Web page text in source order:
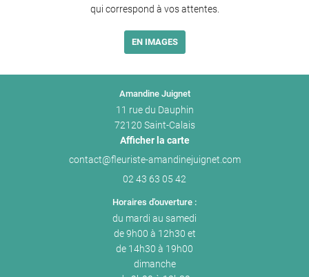
qui correspond à vos attentes.
EN IMAGES
Amandine Juignet
11 rue du Dauphin
72120 Saint-Calais
Afficher la carte
02 43 63 05 42
Horaires d'ouverture :
du mardi au samedi
de 9h00 à 12h30 et
de 14h30 à 19h00
dimanche